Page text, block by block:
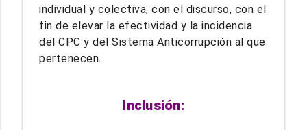
individual y colectiva, con el discurso, con el
fin de elevar la efectividad y la incidencia
del CPC y del Sistema Anticorrupción al que
pertenecen.
Inclusión: